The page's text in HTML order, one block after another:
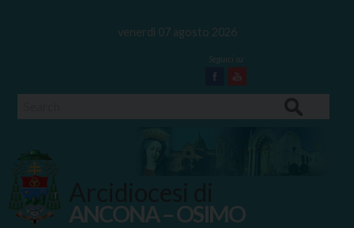
venerdì 07 agosto 2026
Facebook
Youtube
ANCONA – OSIMO